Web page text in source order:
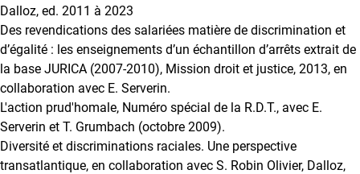
Dalloz, ed. 2011 à 2023
Des revendications des salariées matière de discrimination et
d’égalité : les enseignements d’un échantillon d’arrêts extrait de
la base JURICA (2007-2010), Mission droit et justice, 2013, en
collaboration avec E. Serverin.
L'action prud'homale, Numéro spécial de la R.D.T., avec E.
Serverin et T. Grumbach (octobre 2009).
Diversité et discriminations raciales. Une perspective
transatlantique, en collaboration avec S. Robin Olivier, Dalloz,